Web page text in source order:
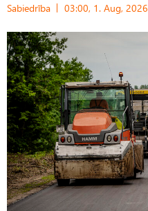
Sabiedrība 03:00, 1. Aug, 2026